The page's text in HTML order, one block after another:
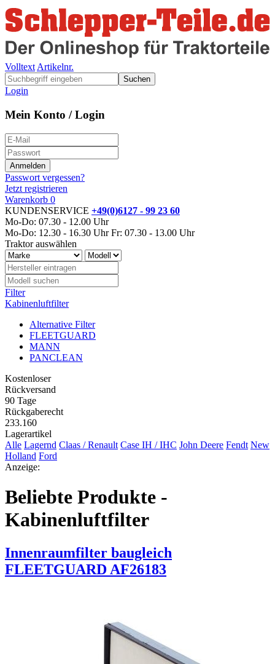
Volltext Artikelnr.
Suchen
Login
Mein Konto / Login
Passwort vergessen?
Jetzt registrieren
Warenkorb 0
KUNDENSERVICE +49(0)6127 - 99 23 60
Mo-Do: 07.30 - 12.00 Uhr
Mo-Do: 12.30 - 16.30 Uhr Fr: 07.30 - 13.00 Uhr
Traktor auswählen
Filter
Kabinenluftfilter
Alternative Filter
FLEETGUARD
MANN
PANCLEAN
Kostenloser
Rückversand
90 Tage
Rückgaberecht
233.160
Lagerartikel
Alle Lagernd Claas / Renault Case IH / IHC John Deere Fendt New
Holland Ford
Anzeige:
Beliebte Produkte -
Kabinenluftfilter
Innenraumfilter baugleich
FLEETGUARD AF26183